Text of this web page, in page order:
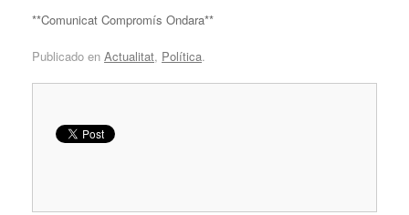
**Comunicat Compromís Ondara**
Publicado en Actualitat, Política.